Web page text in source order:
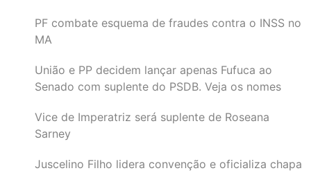
PF combate esquema de fraudes contra o INSS no
MA
União e PP decidem lançar apenas Fufuca ao
Senado com suplente do PSDB. Veja os nomes
Vice de Imperatriz será suplente de Roseana
Sarney
Juscelino Filho lidera convenção e oficializa chapa